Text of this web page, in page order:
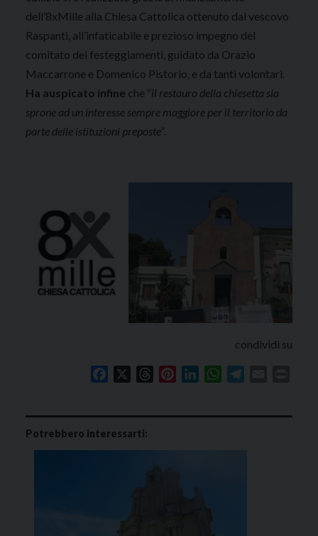
dell’8xMille alla Chiesa Cattolica ottenuto dal vescovo
Raspanti, all’infaticabile e prezioso impegno del
comitato dei festeggiamenti, guidato da Orazio
Maccarrone e Domenico Pistorio, e da tanti volontari.
Ha auspicato infine che “il restauro della chiesetta sia
sprone ad un interesse sempre maggiore per il territorio da
parte delle istituzioni preposte”.
condividi su
Facebook ThreadsPinterestLinkedInWhatsApp
Potrebbero interessarti: